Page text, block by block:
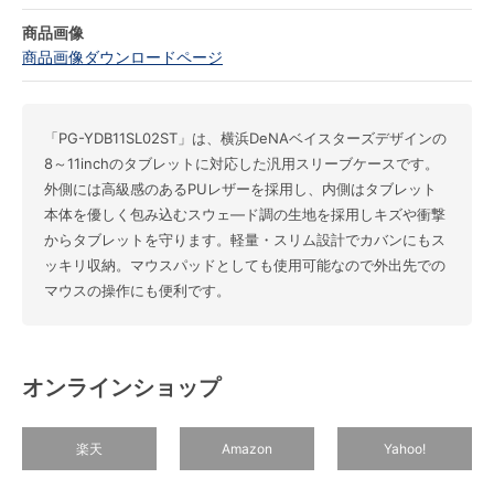
商品画像
商品画像ダウンロードページ
「PG-YDB11SL02ST」は、横浜DeNAベイスターズデザインの
8～11inchのタブレットに対応した汎用スリーブケースです。
外側には高級感のあるPUレザーを採用し、内側はタブレット
本体を優しく包み込むスウェ―ド調の生地を採用しキズや衝撃
からタブレットを守ります。軽量・スリム設計でカバンにもス
ッキリ収納。マウスパッドとしても使用可能なので外出先での
マウスの操作にも便利です。
オンラインショップ
楽天 Amazon Yahoo!